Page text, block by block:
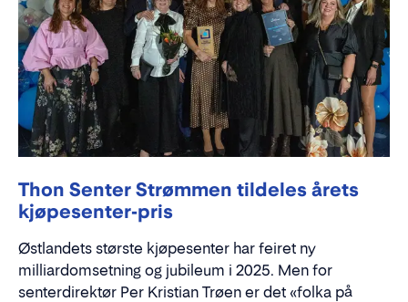
Thon Senter Strømmen tildeles årets
kjøpesenter-pris
Østlandets største kjøpesenter har feiret ny
milliardomsetning og jubileum i 2025. Men for
senterdirektør Per Kristian Trøen er det «folka på